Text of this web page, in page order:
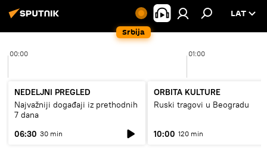
Srbija
LAT
00:00 01:00
NEDELJNI PREGLED
Najvažniji događaji iz prethodnih
7 dana
06:30 30 min
ORBITA KULTURE
Ruski tragovi u Beogradu
10:00 120 min